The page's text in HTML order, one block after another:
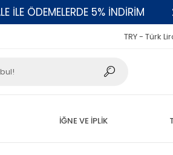
ÖDEMELERDE 5% İNDİRİM
TRY - Türk
İĞNE VE İPLİK